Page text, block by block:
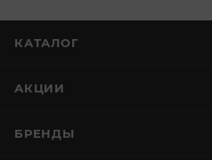
КАТАЛОГ
АКЦИИ
БРЕНДЫ